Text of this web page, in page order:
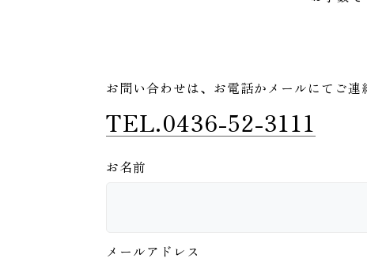
お問い合わせは、 お電話かメールにてご連
TEL.0436-52-3111
お名前
メールアドレス